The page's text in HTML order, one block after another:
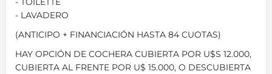
- LAVADERO
(ANTICIPO + FINANCIACIÓN HASTA 84 CUOTAS)
HAY OPCIÓN DE COCHERA CUBIERTA POR U$S 12.000,
CUBIERTA AL FRENTE POR U$ 15.000, O DESCUBIERTA